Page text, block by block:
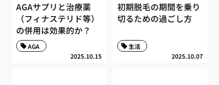
AGAサプリと治療薬
（フィナステリド等）
の併用は効果的か？
2025.10.15
AGA
初期脱毛の期間を乗り
切るための過ごし方
2025.10.07
生活